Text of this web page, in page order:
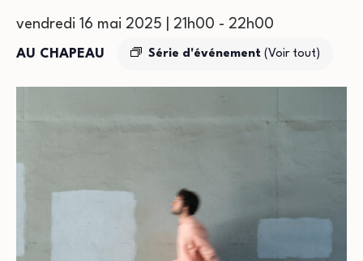
vendredi 16 mai 2025 | 21h00 - 22h00
Série d'événement (Voir tout)
AU CHAPEAU